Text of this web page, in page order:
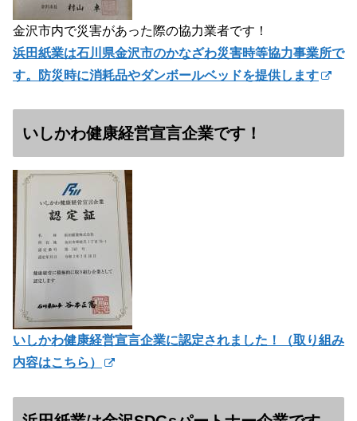
金沢市内で災害があった際の協力業者です！
浜田紙業は石川県金沢市のかなざわ災害時等協力事業所で
す。防災時に消耗品やダンボールベッドを提供します
いしかわ健康経営宣言企業です！
いしかわ健康経営宣言企業に認定されました！（取り組み
内容はこちら）